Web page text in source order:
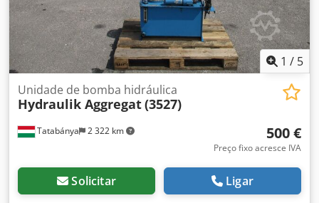
1 / 5
Tatabánya 2 322 km
Unidade de bomba hidráulica
Hydraulik Aggregat(3527)
500 €
Preço fixo acresce IVA
Solicitar Ligar